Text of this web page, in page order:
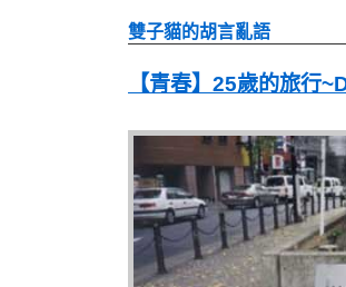
雙子貓的胡言亂語
【青春】25歲的旅行